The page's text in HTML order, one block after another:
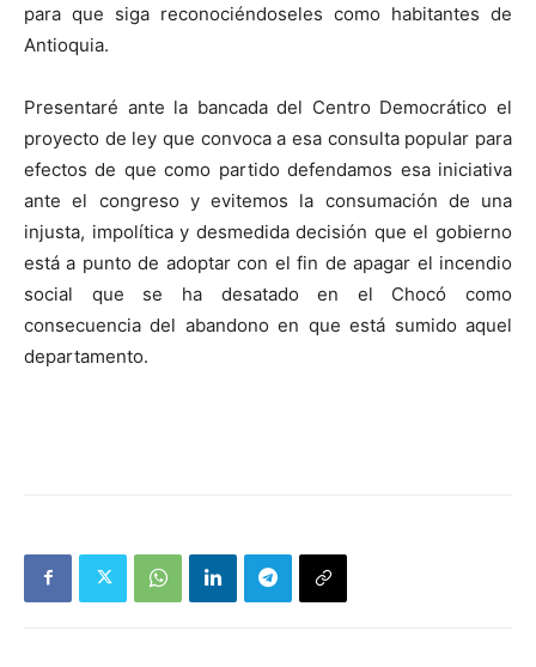
para que siga reconociéndoseles como habitantes de
Antioquia.
Presentaré ante la bancada del Centro Democrático el
proyecto de ley que convoca a esa consulta popular para
efectos de que como partido defendamos esa iniciativa
ante el congreso y evitemos la consumación de una
injusta, impolítica y desmedida decisión que el gobierno
está a punto de adoptar con el fin de apagar el incendio
social que se ha desatado en el Chocó como
consecuencia del abandono en que está sumido aquel
departamento.